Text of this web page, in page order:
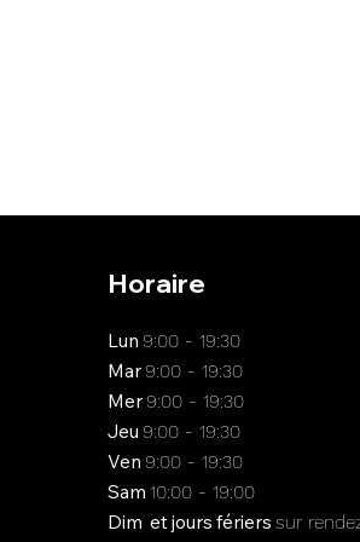
Horaire
Lun 9:00 - 19:30
Mar 9:00 - 19:30
Mer 9:00 - 19:30
Jeu 9:00 - 19:30
Ven 9:00 - 19:30
Sam 10:00 - 19:00
Dim et jours fériers sur